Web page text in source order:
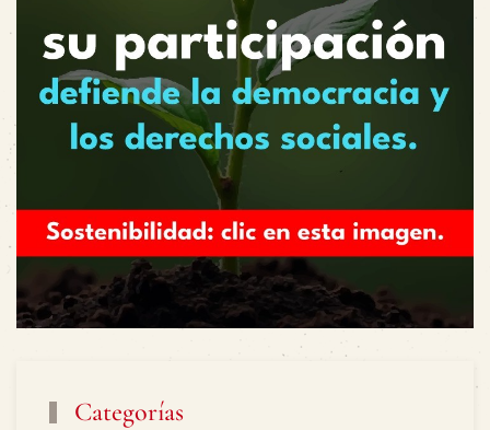
Categorías